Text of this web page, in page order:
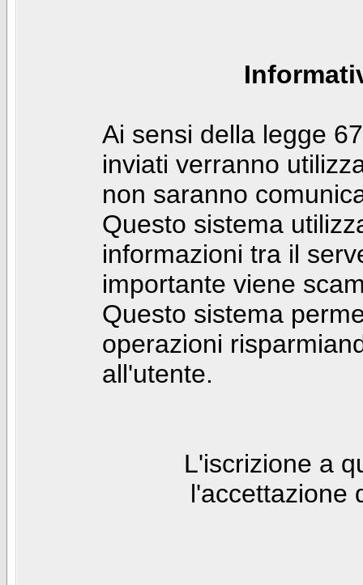
Ai sensi della legge
inviati verranno
non saranno
Questo sistema
informazioni tra il
importante viene
Questo sistema
operazioni
all'utente.
L'iscrizione a
l'accettazione